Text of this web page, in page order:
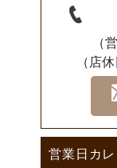
（
（店
営業日カ